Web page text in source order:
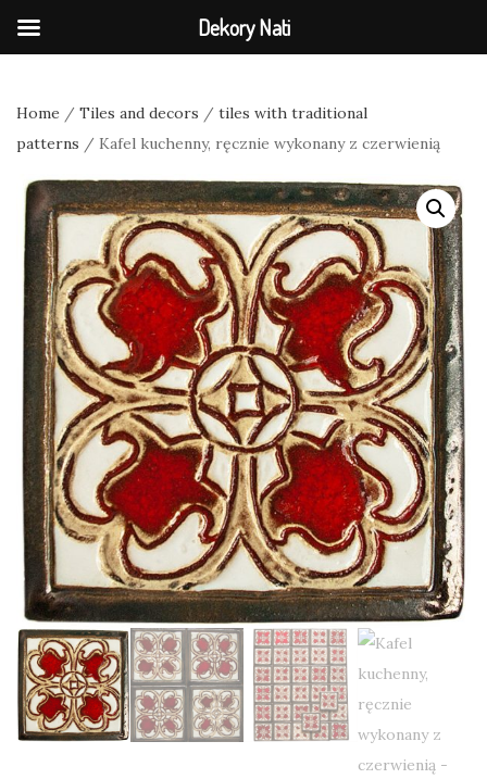
Home / Tiles and decors / tiles with traditional
patterns / Kafel kuchenny, ręcznie wykonany z czerwienią
Dekory Nati